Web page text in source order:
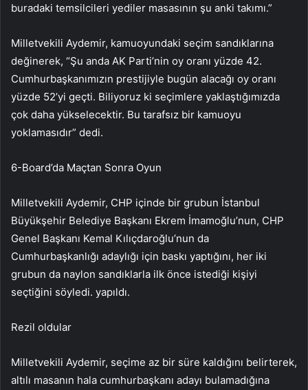
buradaki temsilcileri yediler masasının şu anki takımı.”
Milletvekili Aydemir, kamuoyundaki seçim sandıklarına
değinerek, “Şu anda AK Parti’nin oy oranı yüzde 42.
Cumhurbaşkanımızın prestijiyle bugün alacağı oy oranı
yüzde 52’yi geçti. Biliyoruz ki seçimlere yaklaştığımızda
çok daha yükselecektir. Bu tarafsız bir kamuoyu
yoklamasıdır” dedi.
6-Board’da Maçtan Sonra Oyun
Milletvekili Aydemir, CHP içinde bir grubun İstanbul
Büyükşehir Belediye Başkanı Ekrem İmamoğlu’nun, CHP
Genel Başkanı Kemal Kılıçdaroğlu’nun da
Cumhurbaşkanlığı adaylığı için baskı yaptığını, her iki
grubun da naylon sandıklarla ilk önce istediği kişiyi
seçtiğini söyledi. yapıldı.
Rezil oldular
Milletvekili Aydemir, seçime az bir süre kaldığını belirterek,
altılı masanın hala cumhurbaşkanı adayı bulamadığına